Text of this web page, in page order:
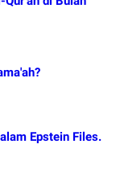
Epstein Files.